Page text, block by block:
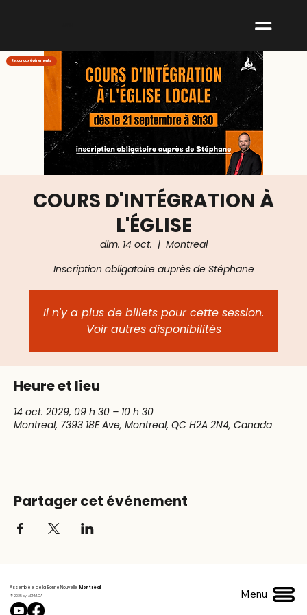
COURS D'INTÉGRATION À
L'ÉGLISE
dim. 14 oct.
  |
Montreal
Inscription obligatoire auprès de Stéphane
Il n'y a plus de billets pour cette session.
Voir autres disponibilités
Heure et lieu
14 oct. 2029, 09 h 30 – 10 h 30
Montreal, 7393 18E Ave, Montreal, QC H2A 2N4, Canada
Partager cet événement
Retour aux événements
Assemblée de la Bonne Nouvelle Montréal
© 2025 by ABNM.CA Menu